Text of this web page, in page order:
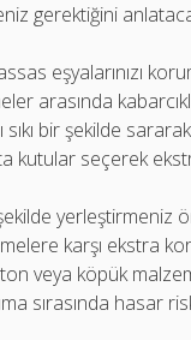
gerektiğini
eşyalarınızı
arasında
sıkı bir şekilde
kutular seçerek
yerleştirmeniz
karşı ekstra
veya köpük
sırasında hasar